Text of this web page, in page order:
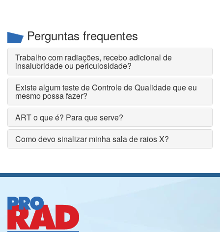
Perguntas frequentes
Trabalho com radiações, recebo adicional de
insalubridade ou periculosidade?
Existe algum teste de Controle de Qualidade que eu
mesmo possa fazer?
ART o que é? Para que serve?
Como devo sinalizar minha sala de raios X?